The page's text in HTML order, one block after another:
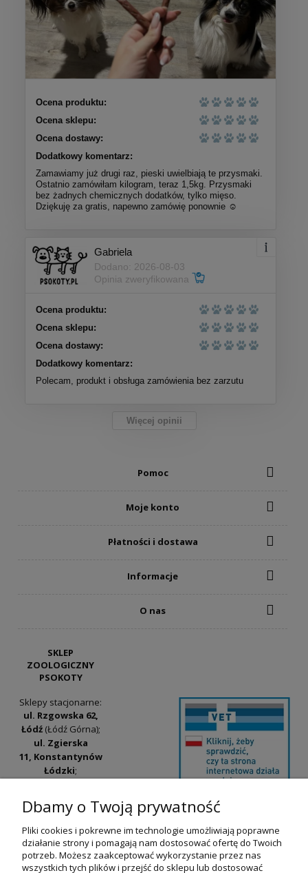
Ocena produktu:
Ocena sklepu:
Ocena dostawy:
Dodatkowy komentarz:
Zamawiamy już drugi raz, pieski uwielbiają te przysmaki.
Ostatnio zamówiłam kilogram, teraz 1,5kg. Przysmaki
bez żadnych chemicznych dodatków, tylko mięso.
Dziękuję za gratis, napewno zamówię ponownie ☺️
Gabriela
Dodano: 2026-08-03
Opinia zweryfikowana
Ocena produktu:
Ocena sklepu:
Ocena dostawy:
Dodatkowy komentarz:
Polecam, produkt i obsługa zamówienia bez zarzutu
Więcej opinii
Pomoc
Moje konto
Płatności i dostawa
Informacje
O nas
SKLEP
ZOOLOGICZNY
PSOKOTY
Sklepy stacjonarne:
ul. Rzgowska 62,
Łódź(Łódź Górna);
ul. Zgierska
11, Konstantynów
Łódzki;
Widzew).
Godziny otwarcia:
pn-pt 9:00-17:00
Dbamy o Twoją prywatność
Pliki cookies i pokrewne im technologie umożliwiają poprawne
działanie strony i pomagają nam dostosować ofertę do Twoich
potrzeb. Możesz zaakceptować wykorzystanie przez nas
wszystkich tych plików i przejść do sklepu lub dostosować